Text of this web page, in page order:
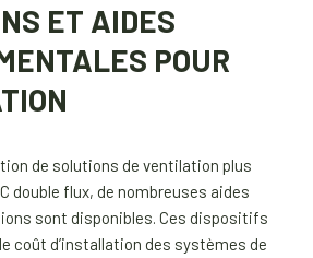
ET AIDES
POUR
de solutions de ventilation plus
double flux, de nombreuses aides
sont disponibles. Ces dispositifs
coût d’installation des systèmes de